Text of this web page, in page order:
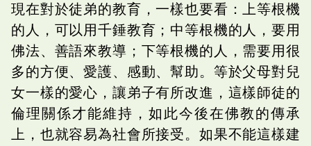
現在對於徒弟的教育，一樣也要看：上等根機
的人，可以用千錘教育；中等根機的人，要用
佛法、善語來教導；下等根機的人，需要用很
多的方便、愛護、感動、幫助。等於父母對兒
女一樣的愛心，讓弟子有所改進，這樣師徒的
倫理關係才能維持，如此今後在佛教的傳承
上，也就容易為社會所接受。如果不能這樣建